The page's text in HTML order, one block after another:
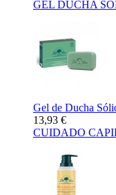
GEL DUCHA
Gel de Ducha
13,93 €
CUIDADO